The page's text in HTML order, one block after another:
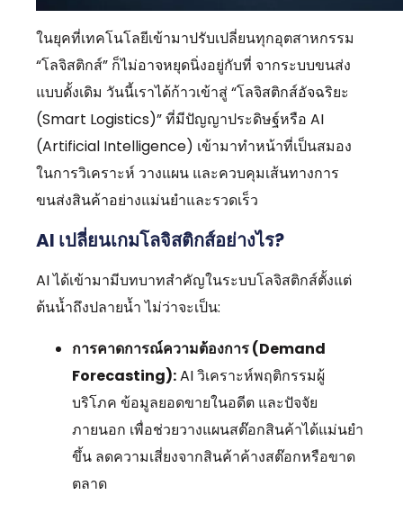
ในยุคที่เทคโนโลยีเข้ามาปรับเปลี่ยนทุกอุตสาหกรรม
“โลจิสติกส์” ก็ไม่อาจหยุดนิ่งอยู่กับที่ จากระบบขนส่ง
แบบดั้งเดิม วันนี้เราได้ก้าวเข้าสู่ “โลจิสติกส์อัจฉริยะ
(Smart Logistics)” ที่มีปัญญาประดิษฐ์หรือ AI
(Artificial Intelligence) เข้ามาทำหน้าที่เป็นสมอง
ในการวิเคราะห์ วางแผน และควบคุมเส้นทางการ
ขนส่งสินค้าอย่างแม่นยำและรวดเร็ว
AI เปลี่ยนเกมโลจิสติกส์อย่างไร?
AI ได้เข้ามามีบทบาทสำคัญในระบบโลจิสติกส์ตั้งแต่
ต้นน้ำถึงปลายน้ำ ไม่ว่าจะเป็น:
การคาดการณ์ความต้องการ (Demand
Forecasting):AI วิเคราะห์พฤติกรรมผู้
บริโภค ข้อมูลยอดขายในอดีต และปัจจัย
ภายนอก เพื่อช่วยวางแผนสต๊อกสินค้าได้แม่นยำ
ขึ้น ลดความเสี่ยงจากสินค้าค้างสต๊อกหรือขาด
ตลาด